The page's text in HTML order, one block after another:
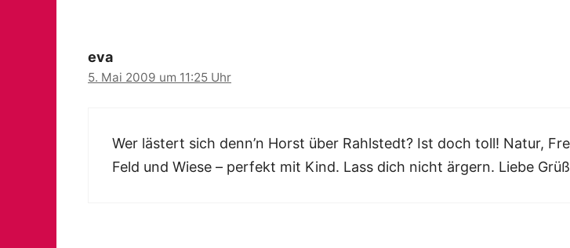
eva
5. Mai 2009 um 11:25 Uhr
Wer lästert sich denn’n Horst über Rahlstedt? Ist doch toll! Natur,
Feld und Wiese – perfekt mit Kind. Lass dich nicht ärgern. Liebe